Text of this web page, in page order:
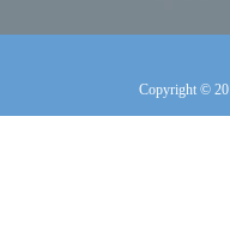
Copyright ©